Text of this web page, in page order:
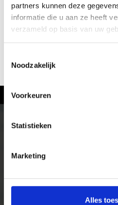
partners kunnen deze
informatie die u aan ze heeft
verzameld op basis van uw
Noodzakelijk
Voorkeuren
Statistieken
Marketing
Alles
ACTUELE INFORMATIE
Op de racefiets of de
trails terug naar het dal.
het Vinschgau in Zuid-
fiets